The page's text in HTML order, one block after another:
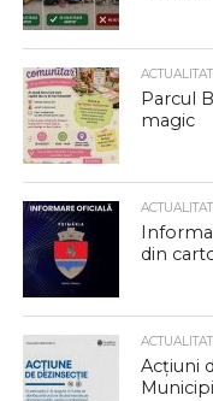
Parcul
magic
din
Acțiuni